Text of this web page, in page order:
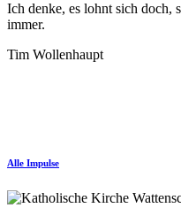
Ich denke, es lohnt sich doch,
immer.
Tim Wollenhaupt
Alle Impulse